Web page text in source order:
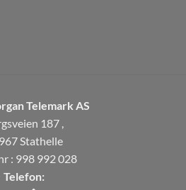
Telemark AS
187 ,
Stathelle
: 998 992 028
Telefon: